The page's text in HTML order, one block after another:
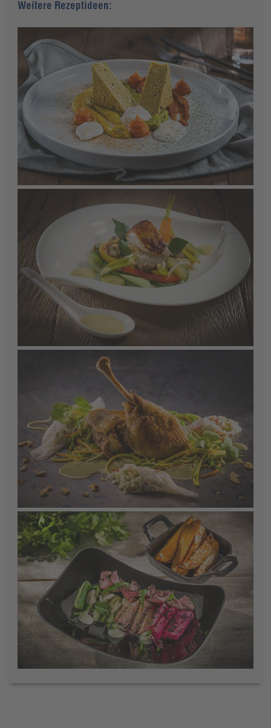
Weitere Rezeptideen: